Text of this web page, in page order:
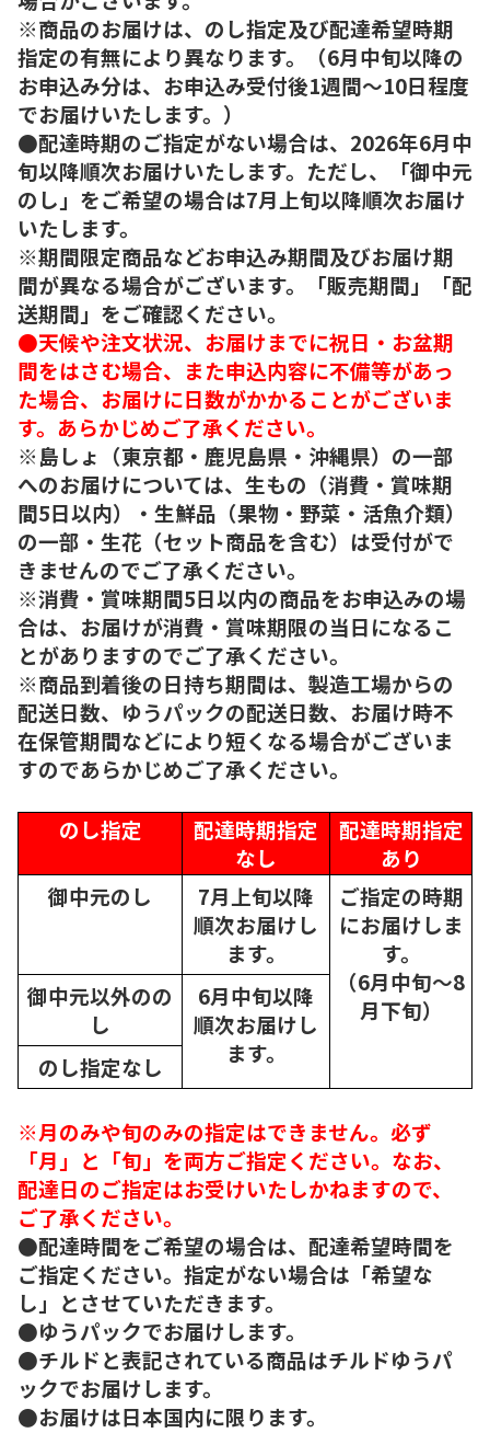
※商品のお届けは、のし指定及び配達希望時期
指定の有無により異なります。（6月中旬以降の
お申込み分は、お申込み受付後1週間～10日程度
でお届けいたします。）
●配達時期のご指定がない場合は、2026年6月中
旬以降順次お届けいたします。ただし、「御中元
のし」をご希望の場合は7月上旬以降順次お届け
いたします。
※期間限定商品などお申込み期間及びお届け期
間が異なる場合がございます。「販売期間」「配
送期間」をご確認ください。
●天候や注文状況、お届けまでに祝日・お盆期
間をはさむ場合、また申込内容に不備等があっ
た場合、お届けに日数がかかることがございま
す。あらかじめご了承ください。
※島しょ（東京都・鹿児島県・沖縄県）の一部
へのお届けについては、生もの（消費・賞味期
間5日以内）・生鮮品（果物・野菜・活魚介類）
の一部・生花（セット商品を含む）は受付がで
きませんのでご了承ください。
※消費・賞味期間5日以内の商品をお申込みの場
合は、お届けが消費・賞味期限の当日になるこ
とがありますのでご了承ください。
※商品到着後の日持ち期間は、製造工場からの
配送日数、ゆうパックの配送日数、お届け時不
在保管期間などにより短くなる場合がございま
すのであらかじめご了承ください。
のし指定
配達時期指定
なし
配達時期指定
あり
御中元のし
7月上旬以降
順次お届けし
ます。
ご指定の時期
にお届けしま
す。
（6月中旬～8
月下旬）
御中元以外のの
し
6月中旬以降
順次お届けし
ます。
のし指定なし
※月のみや旬のみの指定はできません。必ず
「月」と「旬」を両方ご指定ください。なお、
配達日のご指定はお受けいたしかねますので、
ご了承ください。
●配達時間をご希望の場合は、配達希望時間を
ご指定ください。指定がない場合は「希望な
し」とさせていただきます。
●ゆうパックでお届けします。
●チルドと表記されている商品はチルドゆうパ
ックでお届けします。
●お届けは日本国内に限ります。